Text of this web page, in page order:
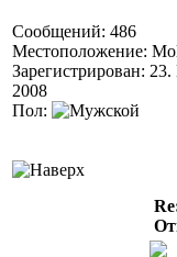
Сообщений: 486
Местоположение:
Зарегистрирован:
2008
Пол: